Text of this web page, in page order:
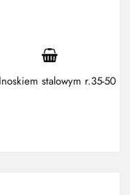
stalowym r.35-50